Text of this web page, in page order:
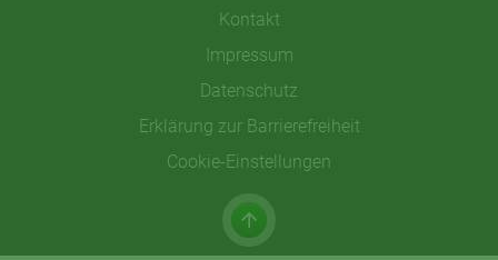
Kontakt
Impressum
Datenschutz
Erklärung zur Barrierefreiheit
Cookie-Einstellungen